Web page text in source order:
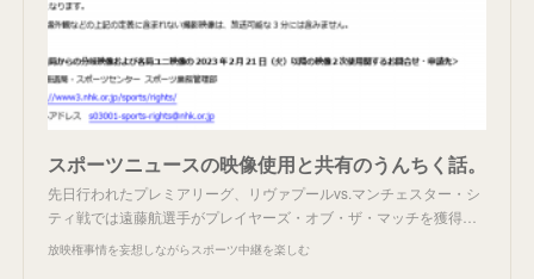
スポーツニュースの映像使用と共有のうんちく話。
先日行われたプレミアリーグ、リヴァプールvs.マンチェスター・シ
ティ戦では遠藤航選手がプレイヤーズ・オブ・ザ・マッチを獲得…
放映権事情を妄想しながらスポーツ中継を楽しむ